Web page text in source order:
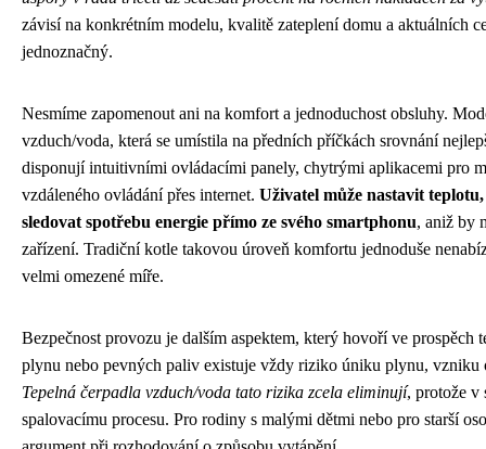
závisí na konkrétním modelu, kvalitě zateplení domu a aktuálních
jednoznačný.
Nesmíme zapomenout ani na komfort a jednoduchost obsluhy.
vzduch/voda, která se umístila na předních příčkách srovnání
disponují intuitivními ovládacími panely, chytrými aplikacemi pro
vzdáleného ovládání přes internet. Uživatel může nastavit
sledovat spotřebu energie přímo ze svého smartphonu, aniž by
zařízení. Tradiční kotle takovou úroveň komfortu jednoduše
velmi omezené míře.
Bezpečnost provozu je dalším aspektem, který hovoří ve prospěch
plynu nebo pevných paliv existuje vždy riziko úniku plynu, vzniku
Tepelná čerpadla vzduch/voda tato rizika zcela eliminují, protože v
spalovacímu procesu. Pro rodiny s malými dětmi nebo pro starší